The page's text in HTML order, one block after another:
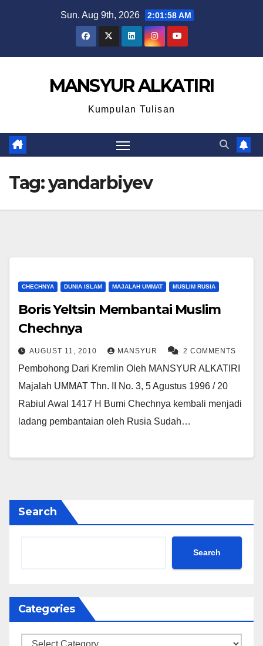
Sun. Aug 9th, 2026 2:01:58 AM
MANSYUR ALKATIRI
Kumpulan Tulisan
Tag:yandarbiyev
CHECHNYA DUNIA ISLAM MAJALAH UMMAT MUSLIM RUSIA
Boris Yeltsin Membantai Muslim
Chechnya
AUGUST 11, 2010 MANSYUR 2 COMMENTS
Pembohong Dari Kremlin Oleh MANSYUR ALKATIRI
Majalah UMMAT Thn. II No. 3, 5 Agustus 1996 / 20
Rabiul Awal 1417 H Bumi Chechnya kembali menjadi
ladang pembantaian oleh Rusia Sudah…
Search
Search
Categories
Categories